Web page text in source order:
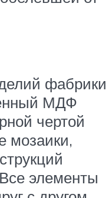
фабрики
МДФ
чертой
мозаики,
элементы